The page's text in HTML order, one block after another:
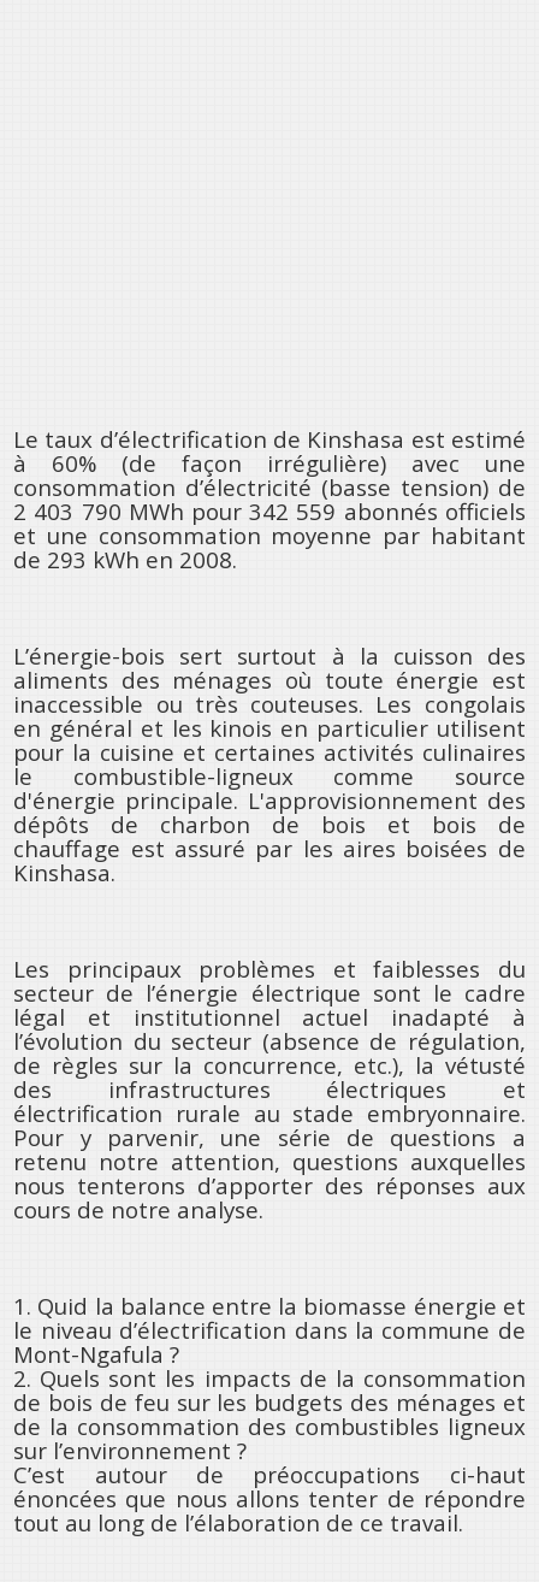
Le taux d’électrification de Kinshasa est estimé
à 60% (de façon irrégulière) avec une
consommation d’électricité (basse tension) de
2 403 790 MWh pour 342 559 abonnés officiels
et une consommation moyenne par habitant
de 293 kWh en 2008.
L’énergie-bois sert surtout à la cuisson des
aliments des ménages où toute énergie est
inaccessible ou très couteuses. Les congolais
en général et les kinois en particulier utilisent
pour la cuisine et certaines activités culinaires
le combustible-ligneux comme source
d'énergie principale. L'approvisionnement des
dépôts de charbon de bois et bois de
chauffage est assuré par les aires boisées de
Kinshasa.
Les principaux problèmes et faiblesses du
secteur de l’énergie électrique sont le cadre
légal et institutionnel actuel inadapté à
l’évolution du secteur (absence de régulation,
de règles sur la concurrence, etc.), la vétusté
des infrastructures électriques et
électrification rurale au stade embryonnaire.
Pour y parvenir, une série de questions a
retenu notre attention, questions auxquelles
nous tenterons d’apporter des réponses aux
cours de notre analyse.
1. Quid la balance entre la biomasse énergie et
le niveau d’électrification dans la commune de
Mont-Ngafula ?
2. Quels sont les impacts de la consommation
de bois de feu sur les budgets des ménages et
de la consommation des combustibles ligneux
sur l’environnement ?
C’est autour de préoccupations ci-haut
énoncées que nous allons tenter de répondre
tout au long de l’élaboration de ce travail.